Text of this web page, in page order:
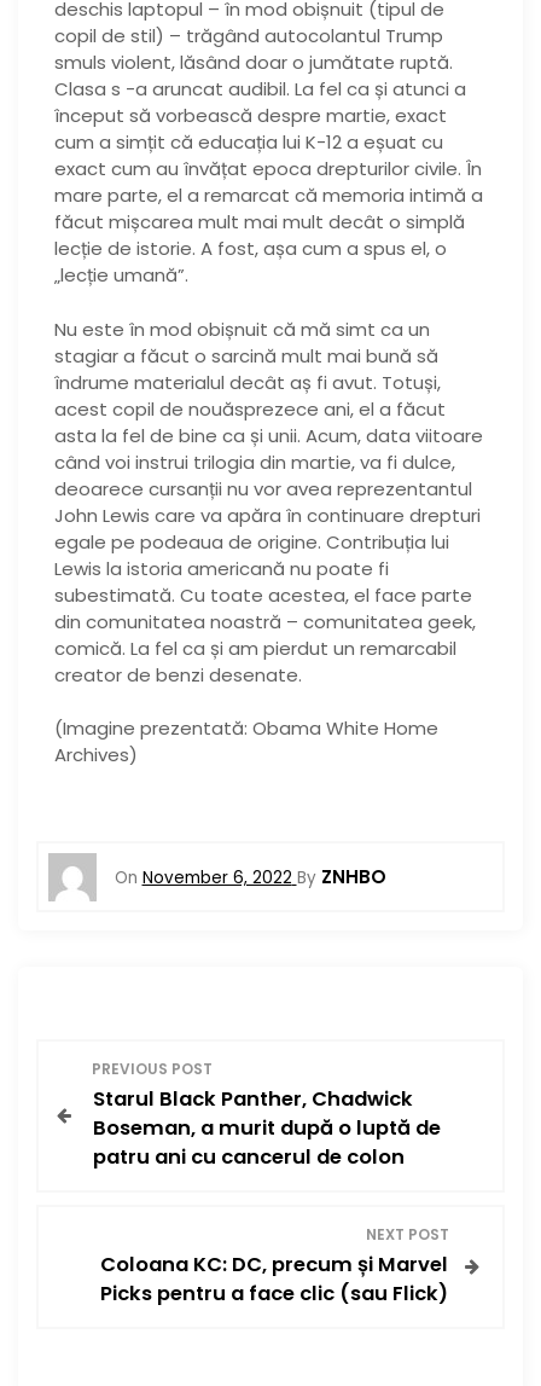
deschis laptopul – în mod obișnuit (tipul de
copil de stil) – trăgând autocolantul Trump
smuls violent, lăsând doar o jumătate ruptă.
Clasa s -a aruncat audibil. La fel ca și atunci a
început să vorbească despre martie, exact
cum a simțit că educația lui K-12 a eșuat cu
exact cum au învățat epoca drepturilor civile. În
mare parte, el a remarcat că memoria intimă a
făcut mișcarea mult mai mult decât o simplă
lecție de istorie. A fost, așa cum a spus el, o
„lecție umană”.
Nu este în mod obișnuit că mă simt ca un
stagiar a făcut o sarcină mult mai bună să
îndrume materialul decât aș fi avut. Totuși,
acest copil de nouăsprezece ani, el a făcut
asta la fel de bine ca și unii. Acum, data viitoare
când voi instrui trilogia din martie, va fi dulce,
deoarece cursanții nu vor avea reprezentantul
John Lewis care va apăra în continuare drepturi
egale pe podeaua de origine. Contribuția lui
Lewis la istoria americană nu poate fi
subestimată. Cu toate acestea, el face parte
din comunitatea noastră – comunitatea geek,
comică. La fel ca și am pierdut un remarcabil
creator de benzi desenate.
(Imagine prezentată: Obama White Home
Archives)
On November 6, 2022 By ZNHBO
o
PREVIOUS POST
Starul Black Panther, Chadwick
Boseman, a murit după o luptă de
patru ani cu cancerul de colon
NEXT POST
Coloana KC: DC, precum și Marvel
Picks pentru a face clic (sau Flick)